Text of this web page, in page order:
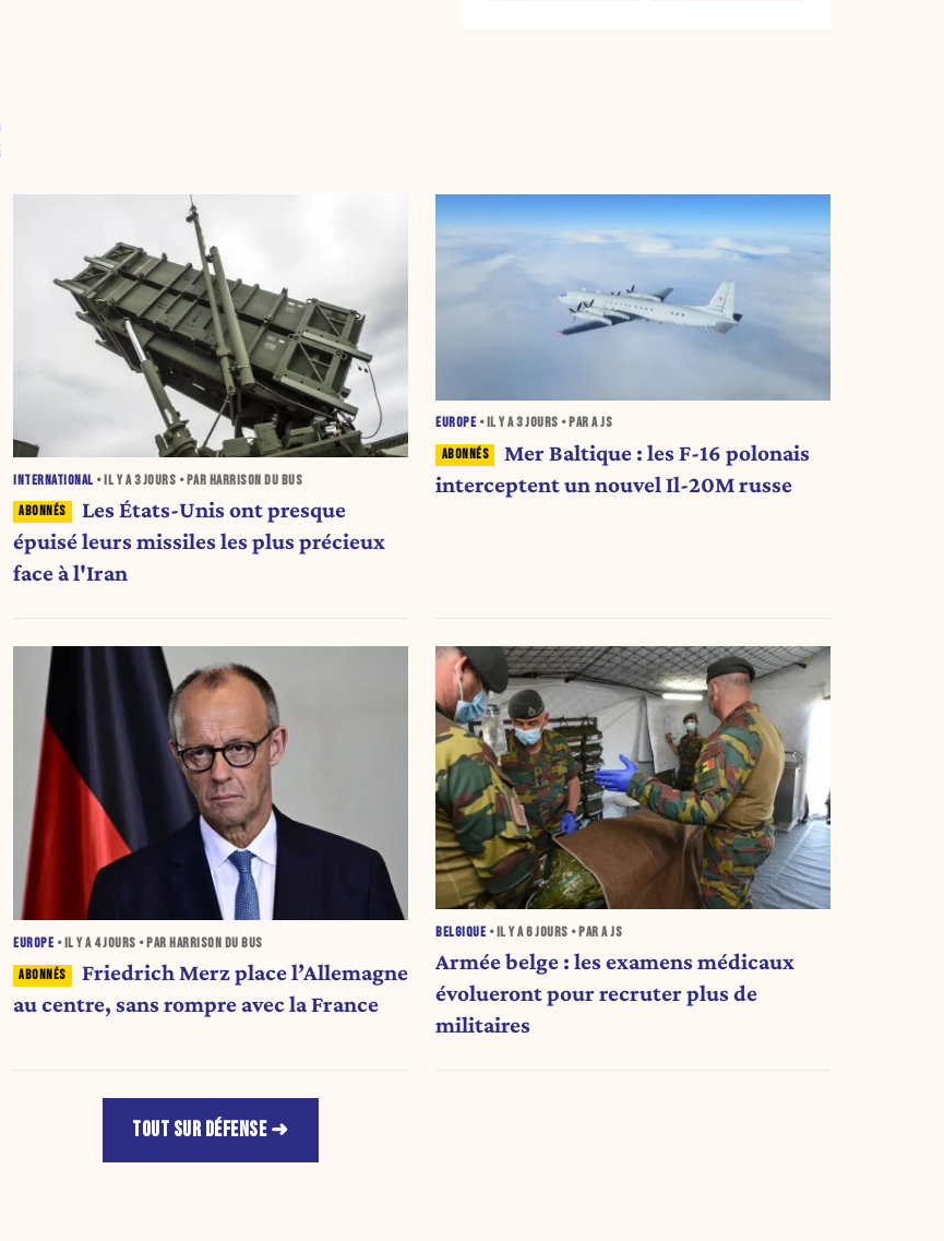
INTERNATIONAL • IL Y A3 JOURS • PAR HARRISON DU BUS
Les États-Unis ont presque
épuisé leurs missiles les plus précieux
face à l'Iran
EUROPE • IL Y A3 JOURS • PAR A JS
Mer Baltique : les F-16 polonais
interceptent un nouvel Il-20M russe
EUROPE • IL Y A 4 JOURS • PAR HARRISON DU BUS
Friedrich Merz place l’Allemagne
au centre, sans rompre avec la France
BELGIQUE • IL Y A6 JOURS • PAR A JS
Armée belge : les examens médicaux
évolueront pour recruter plus de
militaires
TOUT SUR DÉFENSE